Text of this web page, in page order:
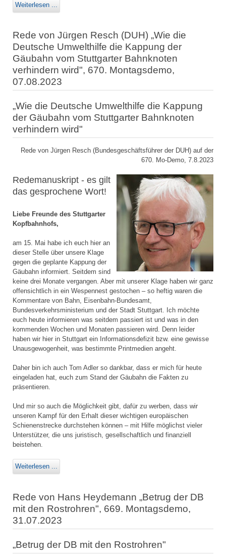
Weiterlesen ...
Rede von Jürgen Resch (DUH) „Wie die
Deutsche Umwelthilfe die Kappung der
Gäubahn vom Stuttgarter Bahnknoten
verhindern wird", 670. Montagsdemo,
07.08.2023
„Wie die Deutsche Umwelthilfe die Kappung
der Gäubahn vom Stuttgarter Bahnknoten
verhindern wird"
Rede von Jürgen Resch (Bundesgeschäftsführer der DUH) auf der
670. Mo-Demo, 7.8.2023
Redemanuskript - es gilt
das gesprochene Wort!
Liebe Freunde des Stuttgarter
Kopfbahnhofs,
am 15. Mai habe ich euch hier an
dieser Stelle über unsere Klage
gegen die geplante Kappung der
Gäubahn informiert. Seitdem sind
keine drei Monate vergangen. Aber mit unserer Klage haben wir ganz
offensichtlich in ein Wespennest gestochen – so heftig waren die
Kommentare von Bahn, Eisenbahn-Bundesamt,
Bundesverkehrsministerium und der Stadt Stuttgart. Ich möchte
euch heute informieren was seitdem passiert ist und was in den
kommenden Wochen und Monaten passieren wird. Denn leider
haben wir hier in Stuttgart ein Informationsdefizit bzw. eine gewisse
Unausgewogenheit, was bestimmte Printmedien angeht.
Daher bin ich auch Tom Adler so dankbar, dass er mich für heute
eingeladen hat, euch zum Stand der Gäubahn die Fakten zu
präsentieren.
Und mir so auch die Möglichkeit gibt, dafür zu werben, dass wir
unseren Kampf für den Erhalt dieser wichtigen europäischen
Schienenstrecke durchstehen können – mit Hilfe möglichst vieler
Unterstützer, die uns juristisch, gesellschaftlich und finanziell
beistehen.
Weiterlesen ...
Rede von Hans Heydemann „Betrug der DB
mit den Rostrohren", 669. Montagsdemo,
31.07.2023
„Betrug der DB mit den Rostrohren"